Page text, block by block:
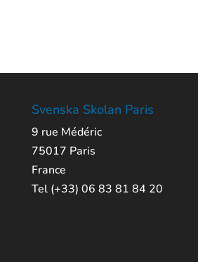
Svenska Skolan Paris
9 rue Médéric
75017 Paris
France
Tel (+33) 06 83 81 84 20